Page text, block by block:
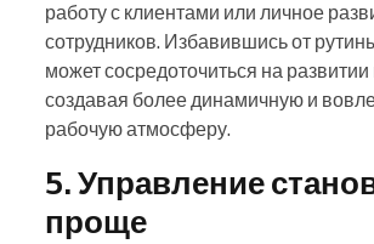
работу с клиентами или личное
сотрудников. Избавившись от
может сосредоточиться на развитии
создавая более динамичную и
рабочую атмосферу.
5. Управление
проще